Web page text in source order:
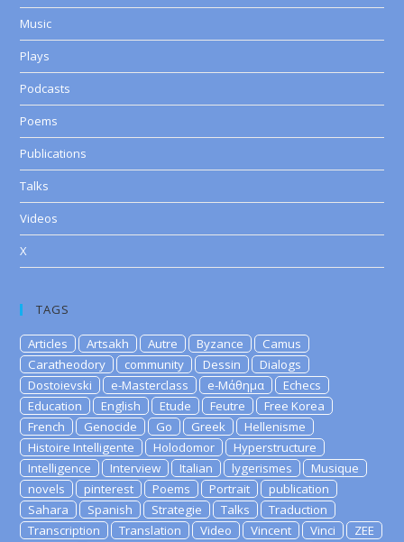
Music
Plays
Podcasts
Poems
Publications
Talks
Videos
X
TAGS
Articles Artsakh Autre Byzance
Camus
Caratheodory
community Dessin
Dialogs
Dostoievski
e-Masterclass e-Μάθημα
Echecs
Education
English Etude Feutre
Free Korea
French
Genocide Go Greek
Hellenisme
Histoire Intelligente
Holodomor
Hyperstructure
Intelligence
Interview Italian lygerismes
Musique
novels
pinterest Poems Portrait
publication
Sahara
Spanish Strategie Talks
Traduction
Transcription
Translation Video Vincent Vinci
ZEE